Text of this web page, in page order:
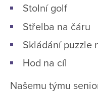
Stolní golf
Střelba na čáru
Skládání puzzle
Hod na cíl
Našemu týmu